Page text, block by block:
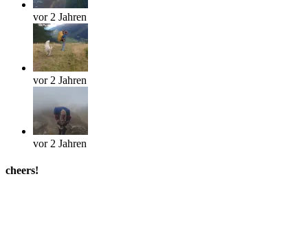
vor 2 Jahren
vor 2 Jahren
vor 2 Jahren
cheers!